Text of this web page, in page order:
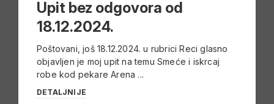
Upit bez odgovora od
18.12.2024.
Poštovani, još 18.12.2024. u rubrici Reci glasno
objavljen je moj upit na temu Smeće i iskrcaj
robe kod pekare Arena ...
DETALJNIJE